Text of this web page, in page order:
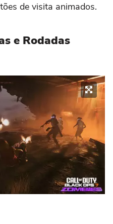
de visita animados.
e Rodadas